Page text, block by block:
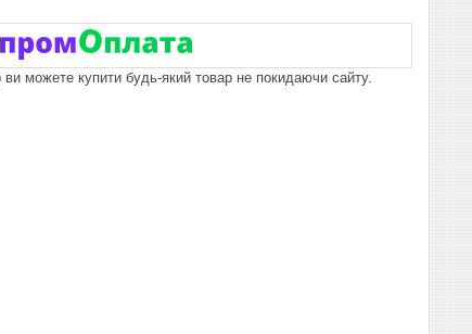
ви можете купити будь-який товар не покидаючи сайту.